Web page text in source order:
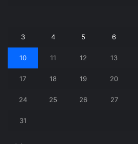
3 4 5 6
10 11 12 13
17 18 19 20
24 25 26 27
31